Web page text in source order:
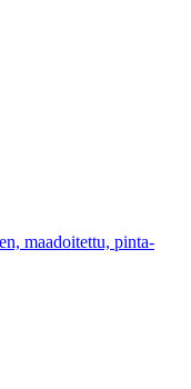
maadoitettu, pinta-